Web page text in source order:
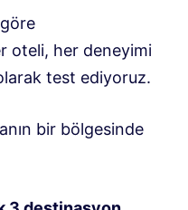
oteli, her deneyimi
test ediyoruz.
bir bölgesinde